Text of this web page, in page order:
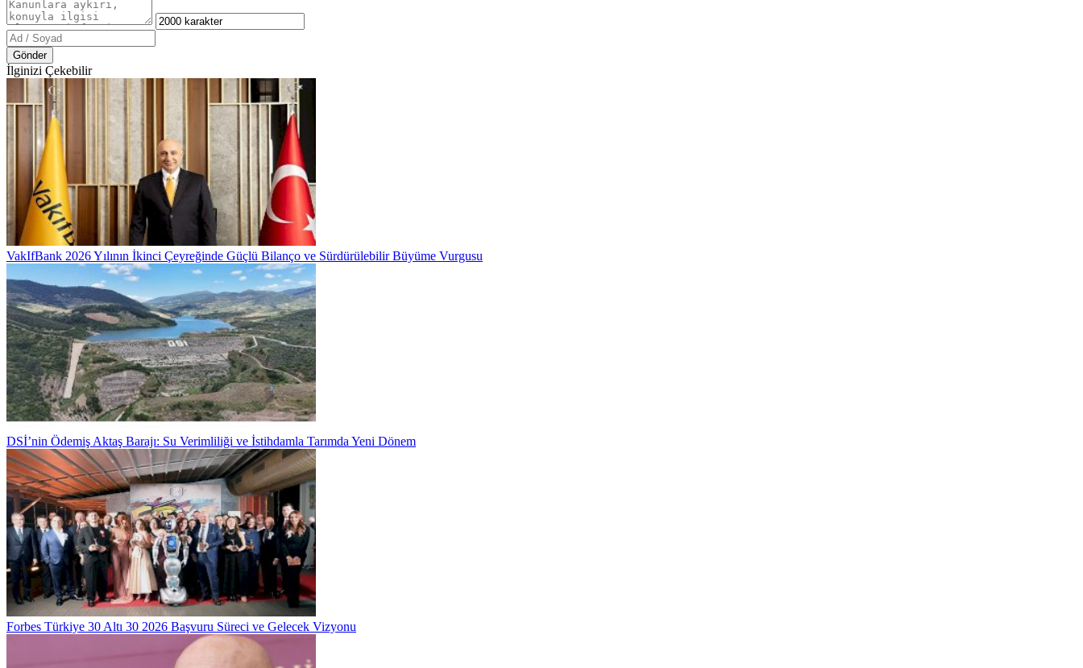
Gönder
İlginizi Çekebilir
VakIfBank 2026 Yılının İkinci Çeyreğinde Güçlü Bilanço ve Sürdürülebilir Büyüme Vurgusu
DSİ’nin Ödemiş Aktaş Barajı: Su Verimliliği ve İstihdamla Tarımda Yeni Dönem
Forbes Türkiye 30 Altı 30 2026 Başvuru Süreci ve Gelecek Vizyonu